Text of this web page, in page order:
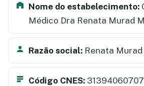
Nome do estabelecimento:
Médico Dra Renata Murad
Razão social: Renata
Código CNES: